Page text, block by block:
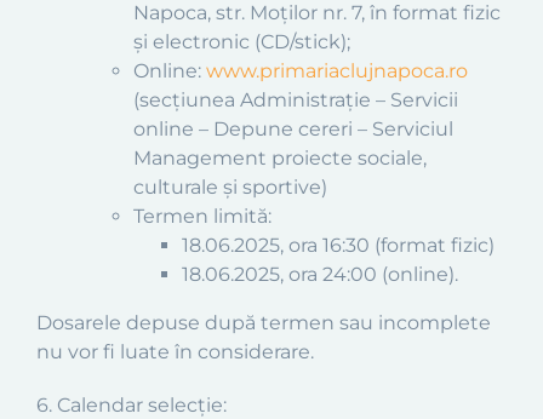
Napoca, str. Moților nr. 7, în format fizic
și electronic (CD/stick);
Online: www.primariaclujnapoca.ro
(secțiunea Administrație – Servicii
online – Depune cereri – Serviciul
Management proiecte sociale,
culturale și sportive)
Termen limită:
18.06.2025, ora 16:30 (format fizic)
18.06.2025, ora 24:00 (online).
Dosarele depuse după termen sau incomplete
nu vor fi luate în considerare.
6. Calendar selecție: